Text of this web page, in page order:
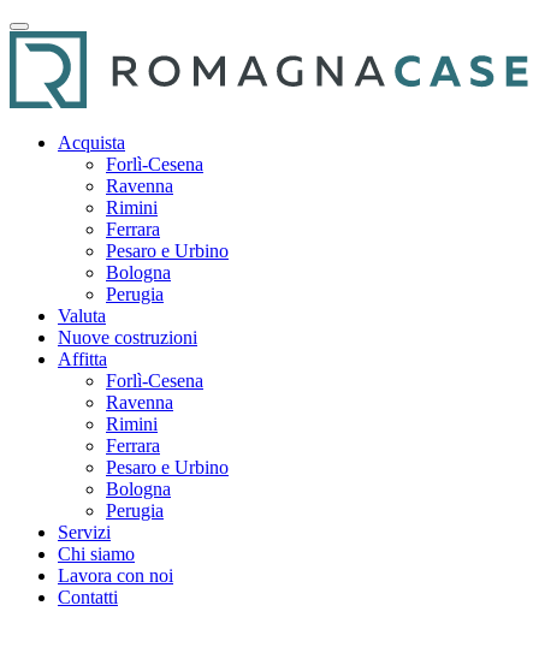
Acquista
Forlì-Cesena
Ravenna
Rimini
Ferrara
Pesaro e Urbino
Bologna
Perugia
Valuta
Nuove costruzioni
Affitta
Forlì-Cesena
Ravenna
Rimini
Ferrara
Pesaro e Urbino
Bologna
Perugia
Servizi
Chi siamo
Lavora con noi
Contatti